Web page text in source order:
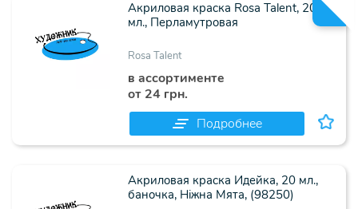
Акриловая краска Rosa Talent, 20
мл., Перламутровая
Rosa Talent
в ассортименте
от 24 грн.
Подробнее
Акриловая краска Идейка, 20 мл.,
баночка, Ніжна Мята, (98250)